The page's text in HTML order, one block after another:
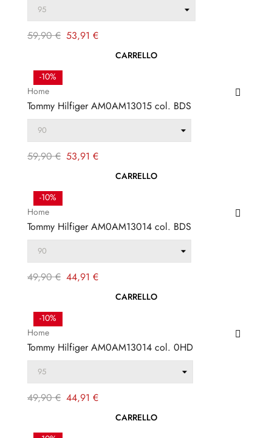
Prezzo
59,90 € Prezzo
53,91 €
-10%
CARRELLO
Home
Tommy Hilfiger AM0AM13015 col. BDS
Prezzo
59,90 € Prezzo
53,91 €
-10%
CARRELLO
Home
Tommy Hilfiger AM0AM13014 col. BDS
Prezzo
49,90 € Prezzo
44,91 €
-10%
CARRELLO
Home
Tommy Hilfiger AM0AM13014 col. 0HD
Prezzo
49,90 € Prezzo
44,91 €
CARRELLO